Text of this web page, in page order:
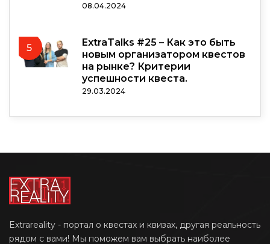
08.04.2024
5
ExtraTalks #25 – Как это быть
новым организатором квестов
на рынке? Критерии
успешности квеста.
29.03.2024
Extrareality - портал о квестах и квизах, другая реальность
рядом с вами! Мы поможем вам выбрать наиболее